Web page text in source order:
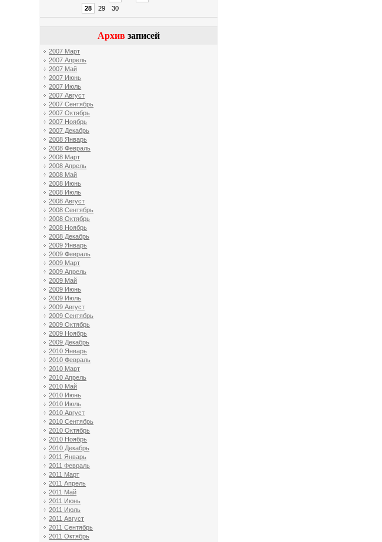
28
29 30
Архив записей
2007 Март
2007 Апрель
2007 Май
2007 Июнь
2007 Июль
2007 Август
2007 Сентябрь
2007 Октябрь
2007 Ноябрь
2007 Декабрь
2008 Январь
2008 Февраль
2008 Март
2008 Апрель
2008 Май
2008 Июнь
2008 Июль
2008 Август
2008 Сентябрь
2008 Октябрь
2008 Ноябрь
2008 Декабрь
2009 Январь
2009 Февраль
2009 Март
2009 Апрель
2009 Май
2009 Июнь
2009 Июль
2009 Август
2009 Сентябрь
2009 Октябрь
2009 Ноябрь
2009 Декабрь
2010 Январь
2010 Февраль
2010 Март
2010 Апрель
2010 Май
2010 Июнь
2010 Июль
2010 Август
2010 Сентябрь
2010 Октябрь
2010 Ноябрь
2010 Декабрь
2011 Январь
2011 Февраль
2011 Март
2011 Апрель
2011 Май
2011 Июнь
2011 Июль
2011 Август
2011 Сентябрь
2011 Октябрь